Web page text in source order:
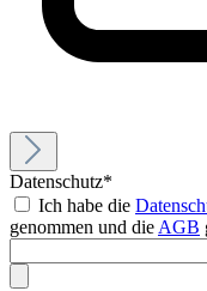
Datenschutz*
Ich habe die
genommen und die AGB